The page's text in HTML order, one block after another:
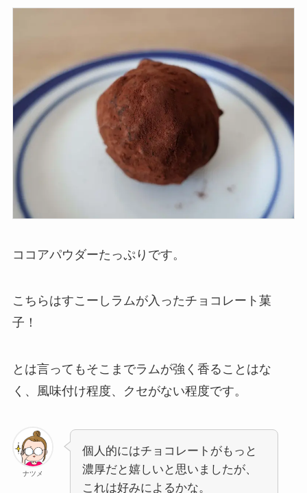
ココアパウダーたっぷりです。
こちらはすこーしラムが入ったチョコレート菓
子！
とは言ってもそこまでラムが強く香ることはな
く、風味付け程度、クセがない程度です。
ナツメ
個人的にはチョコレートがもっと
濃厚だと嬉しいと思いましたが、
これは好みによるかな。